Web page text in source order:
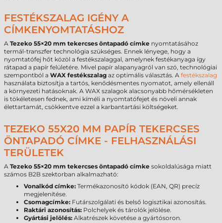
FESTÉKSZALAG IGÉNY A
CÍMKENYOMTATÁSHOZ
A Tezeko 55×20 mm tekercses öntapadó címke nyomtatásához
termál-transzfer technológia szükséges. Ennek lényege, hogy a
nyomtatófej hőt közöl a festékszalaggal, amelynek festékanyaga így
rátapad a papír felületére. Mivel papír alapanyagról van szó, technológiai
szempontból a WAX festékszalag az optimális választás. A festékszalag
használata biztosítja a tartós, kenődésmentes nyomatot, amely ellenáll
a környezeti hatásoknak. A WAX szalagok alacsonyabb hőmérsékleten
is tökéletesen fednek, ami kíméli a nyomtatófejet és növeli annak
élettartamát, csökkentve ezzel a karbantartási költségeket.
TEZEKO 55X20 MM PAPÍR TEKERCSES
ÖNTAPADÓ CÍMKE - FELHASZNÁLÁSI
TERÜLETEK
A Tezeko 55×20 mm tekercses öntapadó címke sokoldalúsága miatt
számos B2B szektorban alkalmazható:
Vonalkód címke: Termékazonosító kódok (EAN, QR) precíz
megjelenítése.
Csomagcímke: Futárszolgálati és belső logisztikai azonosítás.
Raktári azonosítás: Polchelyek és tárolók jelölése.
Gyártási jelölés: Alkatrészek követése a gyártósoron.